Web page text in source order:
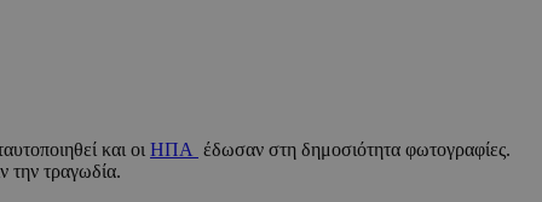
και οι ΗΠΑ έδωσαν στη δημοσιότητα φωτογραφίες.
την τραγωδία.